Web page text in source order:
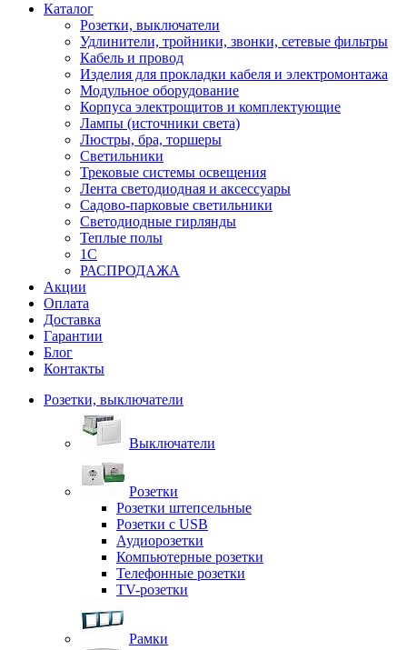
Каталог
Розетки, выключатели
Удлинители, тройники, звонки, сетевые фильтры
Кабель и провод
Изделия для прокладки кабеля и электромонтажа
Модульное оборудование
Корпуса электрощитов и комплектующие
Лампы (источники света)
Люстры, бра, торшеры
Светильники
Трековые системы освещения
Лента светодиодная и аксессуары
Садово-парковые светильники
Светодиодные гирлянды
Теплые полы
1С
РАСПРОДАЖА
Акции
Оплата
Доставка
Гарантии
Блог
Контакты
Розетки, выключатели
Выключатели
Розетки
Розетки штепсельные
Розетки с USB
Аудиорозетки
Компьютерные розетки
Телефонные розетки
TV-розетки
Рамки